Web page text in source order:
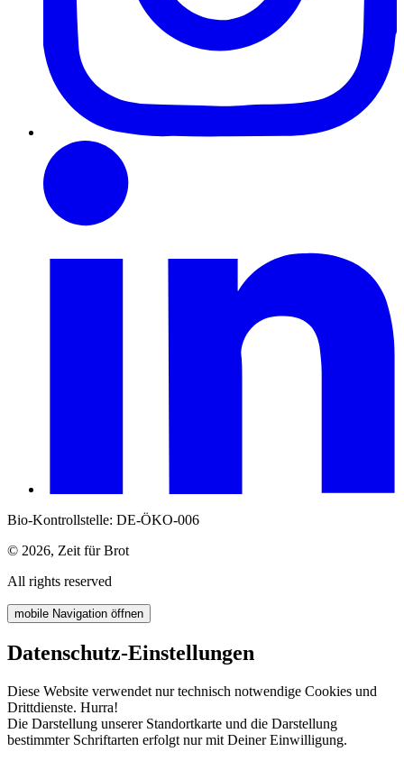
Bio-Kontrollstelle: DE-ÖKO-006
© 2026, Zeit für Brot
All rights reserved
mobile Navigation öffnen
Datenschutz-Einstellungen
Diese Website verwendet nur technisch notwendige Cookies und
Drittdienste. Hurra!
Die Darstellung unserer Standortkarte und die Darstellung
bestimmter Schriftarten erfolgt nur mit Deiner Einwilligung.